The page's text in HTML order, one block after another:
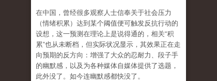
在中国，曾经很多观察人士信奉关于社会压力
（情绪积累）达到某个阈值便可触发反抗行动的
设想，这一预测在理论上是说得通的，相关“积
累”也从未断档，但实际状况显示，其效果正在走
向预期的反方向：增强了大众的忍耐力、段子手
的幽默感，以及为各种媒体自媒体提供了选题，
此外没了。如今连幽默感都快没了。